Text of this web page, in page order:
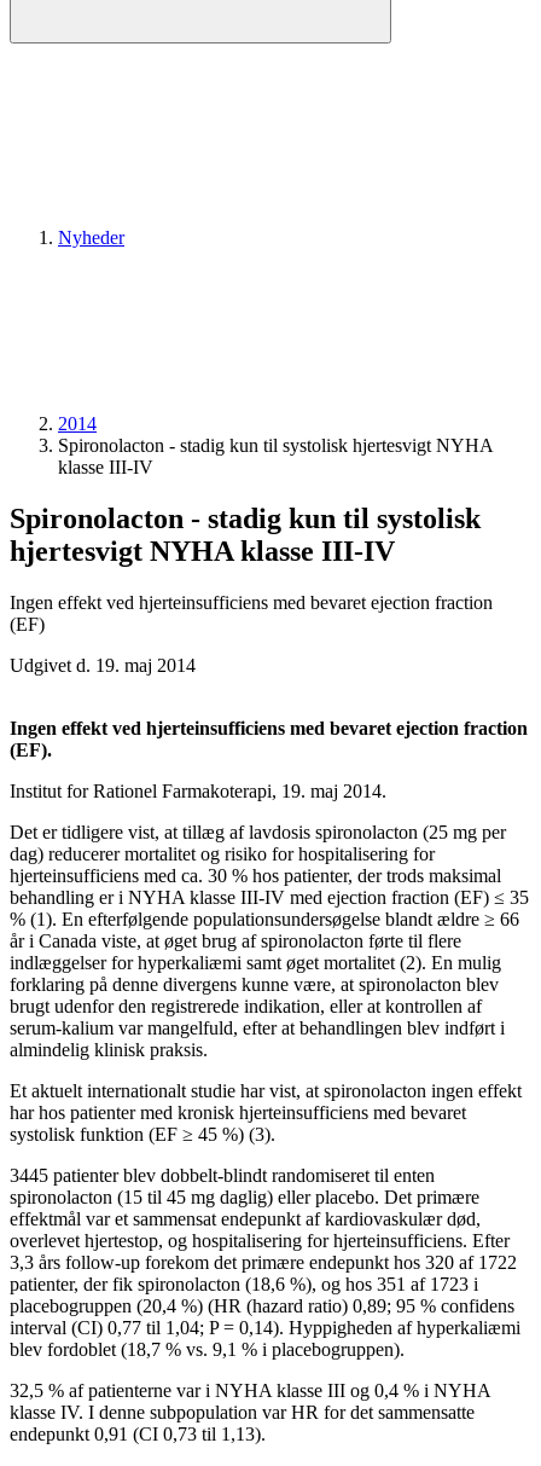
Nyheder
2014
Spironolacton - stadig kun til systolisk hjertesvigt NYHA
klasse III-IV
Spironolacton - stadig kun til systolisk
hjertesvigt NYHA klasse III-IV
Ingen effekt ved hjerteinsufficiens med bevaret ejection fraction
(EF)
Udgivet d. 19. maj 2014
Ingen effekt ved hjerteinsufficiens med bevaret ejection fraction
(EF).
Institut for Rationel Farmakoterapi, 19. maj 2014.
Det er tidligere vist, at tillæg af lavdosis spironolacton (25 mg per
dag) reducerer mortalitet og risiko for hospitalisering for
hjerteinsufficiens med ca. 30 % hos patienter, der trods maksimal
behandling er i NYHA klasse III-IV med ejection fraction (EF) ≤ 35
% (1). En efterfølgende populationsundersøgelse blandt ældre ≥ 66
år i Canada viste, at øget brug af spironolacton førte til flere
indlæggelser for hyperkaliæmi samt øget mortalitet (2). En mulig
forklaring på denne divergens kunne være, at spironolacton blev
brugt udenfor den registrerede indikation, eller at kontrollen af
serum-kalium var mangelfuld, efter at behandlingen blev indført i
almindelig klinisk praksis.
Et aktuelt internationalt studie har vist, at spironolacton ingen effekt
har hos patienter med kronisk hjerteinsufficiens med bevaret
systolisk funktion (EF ≥ 45 %) (3).
3445 patienter blev dobbelt-blindt randomiseret til enten
spironolacton (15 til 45 mg daglig) eller placebo. Det primære
effektmål var et sammensat endepunkt af kardiovaskulær død,
overlevet hjertestop, og hospitalisering for hjerteinsufficiens. Efter
3,3 års follow-up forekom det primære endepunkt hos 320 af 1722
patienter, der fik spironolacton (18,6 %), og hos 351 af 1723 i
placebogruppen (20,4 %) (HR (hazard ratio) 0,89; 95 % confidens
interval (CI) 0,77 til 1,04; P = 0,14). Hyppigheden af hyperkaliæmi
blev fordoblet (18,7 % vs. 9,1 % i placebogruppen).
32,5 % af patienterne var i NYHA klasse III og 0,4 % i NYHA
klasse IV. I denne subpopulation var HR for det sammensatte
endepunkt 0,91 (CI 0,73 til 1,13).